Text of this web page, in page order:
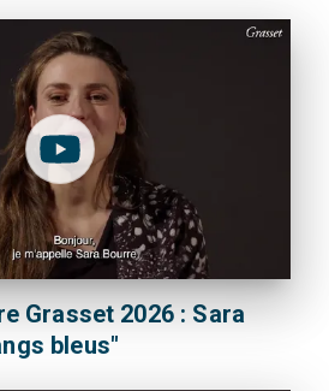
Grasset 2026 : Sara
bleus"